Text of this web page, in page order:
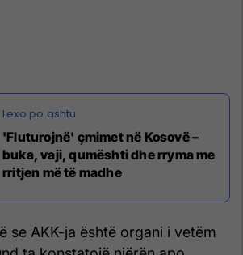
'Fluturojnë' çmimet në Kosovë –
buka, vaji, qumështi dhe rryma me
rritjen më të madhe
se AKK-ja është organi i vetëm